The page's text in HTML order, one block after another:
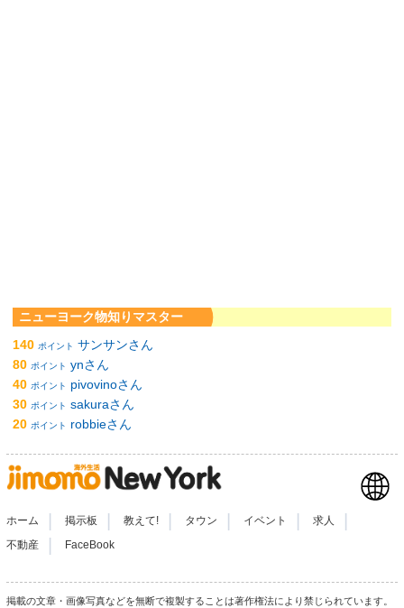
ニューヨーク物知りマスター
140 ポイント サンサンさん
80 ポイント ynさん
40 ポイント
pivovinoさん
30 ポイント sakuraさん
20 ポイント robbieさん
ホーム 掲示板 教えて! タウン イベント 求人
不動産 FaceBook
掲載の文章・画像写真などを無断で複製することは著作権法により禁じられています。